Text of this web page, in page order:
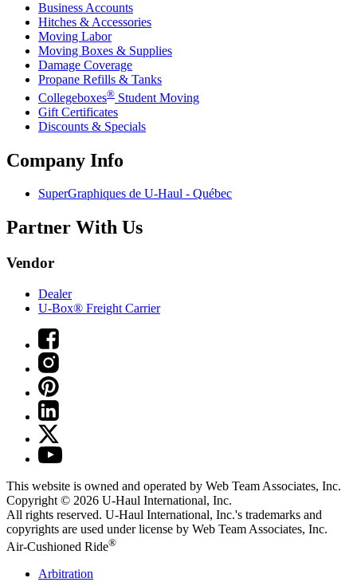
Business Accounts
Hitches & Accessories
Moving Labor
Moving Boxes & Supplies
Damage Coverage
Propane Refills & Tanks
Collegeboxes® Student Moving
Gift Certificates
Discounts & Specials
Company Info
SuperGraphiques de U-Haul - Québec
Partner With Us
Vendor
Dealer
U-Box® Freight Carrier
This website is owned and operated by Web Team Associates, Inc.
Copyright © 2026 U-Haul International, Inc.
All rights reserved. U-Haul International, Inc.'s trademarks and
copyrights are used under license by Web Team Associates, Inc.
Air-Cushioned Ride®
Arbitration